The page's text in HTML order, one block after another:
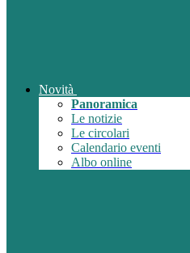
Novità
Panoramica
Le notizie
Le circolari
Calendario eventi
Albo online